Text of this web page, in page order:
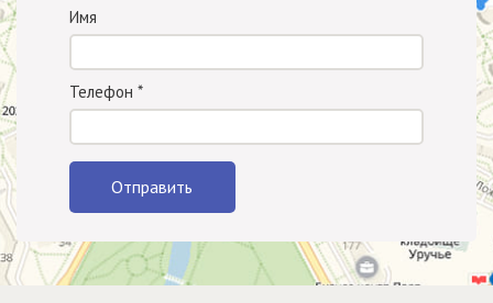
Имя
Телефон *
Отправить